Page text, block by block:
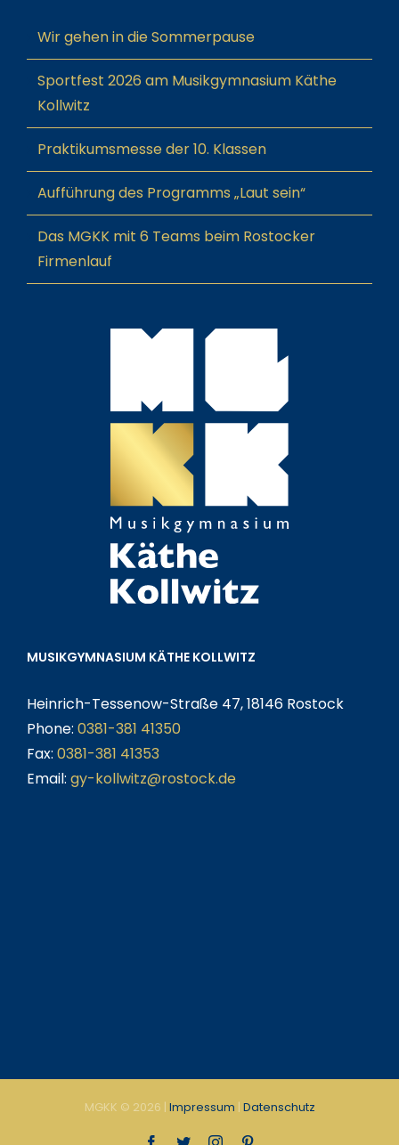
Wir gehen in die Sommerpause
Sportfest 2026 am Musikgymnasium Käthe
Kollwitz
Praktikumsmesse der 10. Klassen
Aufführung des Programms „Laut sein“
Das MGKK mit 6 Teams beim Rostocker
Firmenlauf
MUSIKGYMNASIUM KÄTHE KOLLWITZ
Heinrich-Tessenow-Straße 47, 18146 Rostock
Phone: 0381-381 41350
Fax: 0381-381 41353
Email: gy-kollwitz@rostock.de
MGKK © 2026 | Impressum | Datenschutz
Facebook
TwitterInstagram